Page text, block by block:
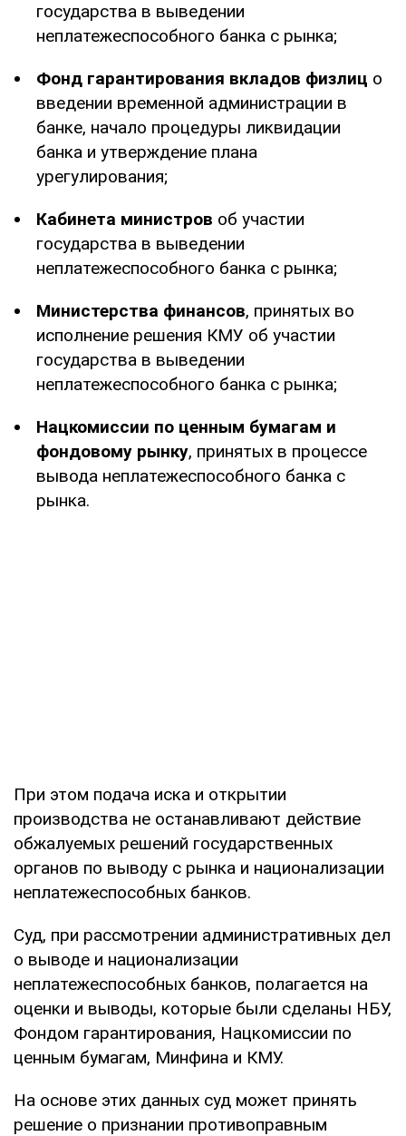
государства в выведении
неплатежеспособного банка с рынка;
Фонд гарантирования вкладов физлиц о
введении временной администрации в
банке, начало процедуры ликвидации
банка и утверждение плана
урегулирования;
Кабинета министров об участии
государства в выведении
неплатежеспособного банка с рынка;
Министерства финансов, принятых во
исполнение решения КМУ об участии
государства в выведении
неплатежеспособного банка с рынка;
Нацкомиссии по ценным бумагам и
фондовому рынку, принятых в процессе
вывода неплатежеспособного банка с
рынка.
При этом подача иска и открытии
производства не останавливают действие
обжалуемых решений государственных
органов по выводу с рынка и национализации
неплатежеспособных банков.
Суд, при рассмотрении административных дел
о выводе и национализации
неплатежеспособных банков, полагается на
оценки и выводы, которые были сделаны НБУ,
Фондом гарантирования, Нацкомиссии по
ценным бумагам, Минфина и КМУ.
На основе этих данных суд может принять
решение о признании противоправным